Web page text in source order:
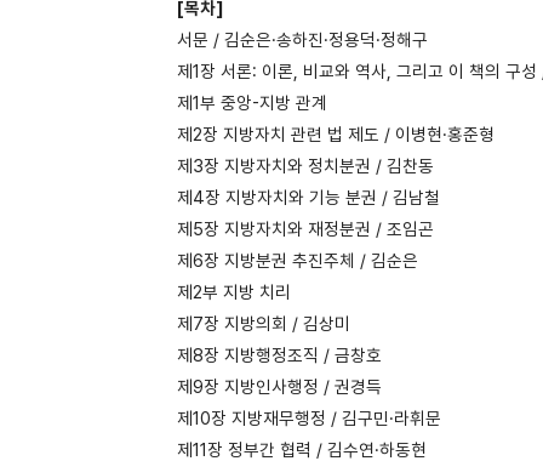
[목차]
서문 / 김순은·송하진·정용덕·정해구
제1장 서론: 이론, 비교와 역사, 그리고 이 책의 구성
제1부 중앙-지방 관계
제2장 지방자치 관련 법 제도 / 이병현·홍준형
제3장 지방자치와 정치분권 / 김찬동
제4장 지방자치와 기능 분권 / 김남철
제5장 지방자치와 재정분권 / 조임곤
제6장 지방분권 추진주체 / 김순은
제2부 지방 치리
제7장 지방의회 / 김상미
제8장 지방행정조직 / 금창호
제9장 지방인사행정 / 권경득
제10장 지방재무행정 / 김구민·라휘문
제11장 정부간 협력 / 김수연·하동현